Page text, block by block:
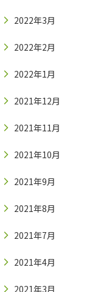
2022年3月
2022年2月
2022年1月
2021年12月
2021年11月
2021年10月
2021年9月
2021年8月
2021年7月
2021年4月
2021年3月